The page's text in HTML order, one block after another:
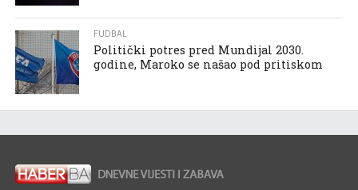
FUDBAL
Politički potres pred Mundijal 2030.
godine, Maroko se našao pod pritiskom